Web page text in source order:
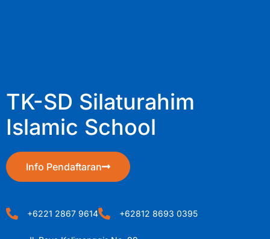
TK-SD Silaturahim
Islamic School
Info Pendaftaran
+6221 2867 9614 +62812 8693 0395